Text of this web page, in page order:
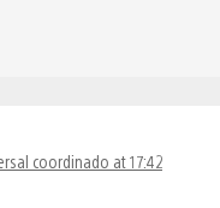
coordinado at 17:42